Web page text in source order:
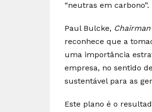
“neutras em carbono”.
Paul Bulcke, Chairman
reconhece que a
uma importância
empresa, no sentido
sustentável para as
Este plano é o